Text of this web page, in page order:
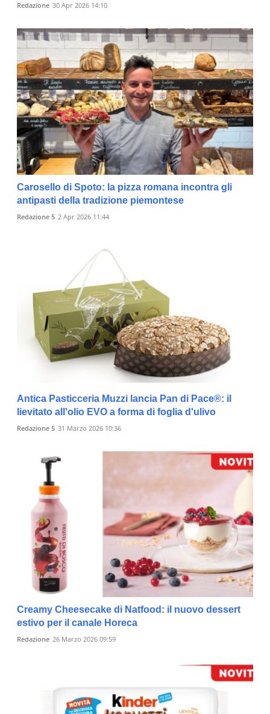
Redazione 30 Apr 2026 14:10
Carosello di Spoto: la pizza romana incontra gli
antipasti della tradizione piemontese
Redazione 5 2 Apr 2026 11:44
Antica Pasticceria Muzzi lancia Pan di Pace®: il
lievitato all'olio EVO a forma di foglia d'ulivo
Redazione 5 31 Marzo 2026 10:36
Creamy Cheesecake di Natfood: il nuovo dessert
estivo per il canale Horeca
Redazione 26 Marzo 2026 09:59